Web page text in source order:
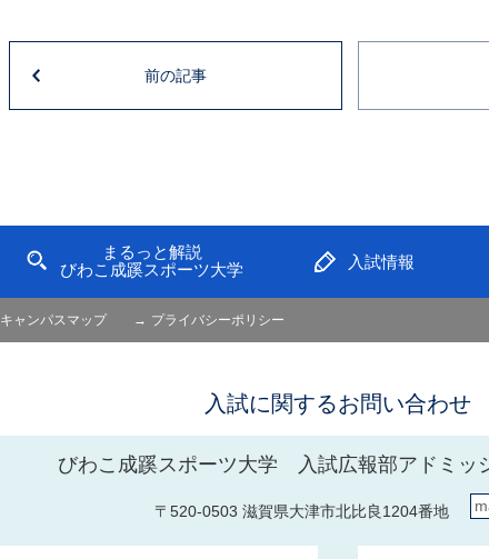
前の記事
まるっと解説
びわこ成蹊スポーツ大学
入試情報
キャンパスマップ プライバシーポリシー
入試に関するお問い合わせ
びわこ成蹊スポーツ大学 入試広報部アドミッ
〒520-0503 滋賀県大津市北比良1204番地